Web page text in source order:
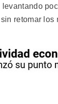
retomar